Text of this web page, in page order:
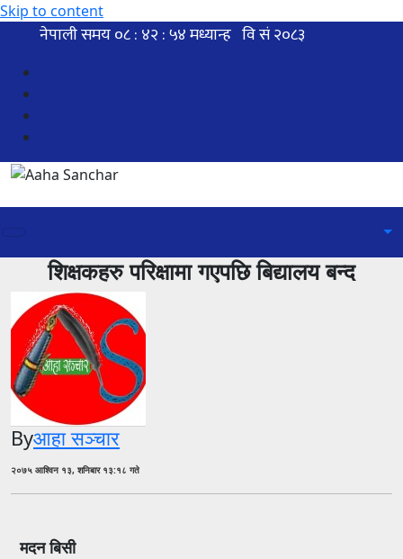
Skip to content
शिक्षकहरु परिक्षामा गएपछि बिद्यालय बन्द
Byआहा सञ्चार
२०७५ आश्विन १३, शनिबार १३:१८ गते
मदन बिसी